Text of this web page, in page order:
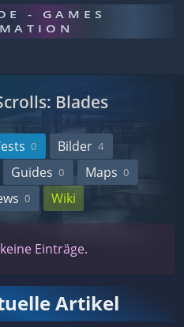
- GAMES
Blades
0 Bilder 4
Guides 0 Maps 0
0 Wiki
Einträge.
Artikel